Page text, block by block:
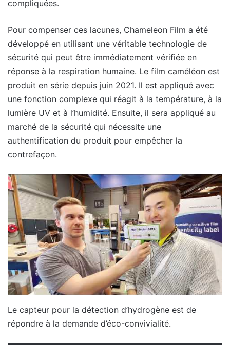
compliquées.
Pour compenser ces lacunes, Chameleon Film a été
développé en utilisant une véritable technologie de
sécurité qui peut être immédiatement vérifiée en
réponse à la respiration humaine. Le film caméléon est
produit en série depuis juin 2021. Il est appliqué avec
une fonction complexe qui réagit à la température, à la
lumière UV et à l’humidité. Ensuite, il sera appliqué au
marché de la sécurité qui nécessite une
authentification du produit pour empêcher la
contrefaçon.
Le capteur pour la détection d’hydrogène est de
répondre à la demande d’éco-convivialité.